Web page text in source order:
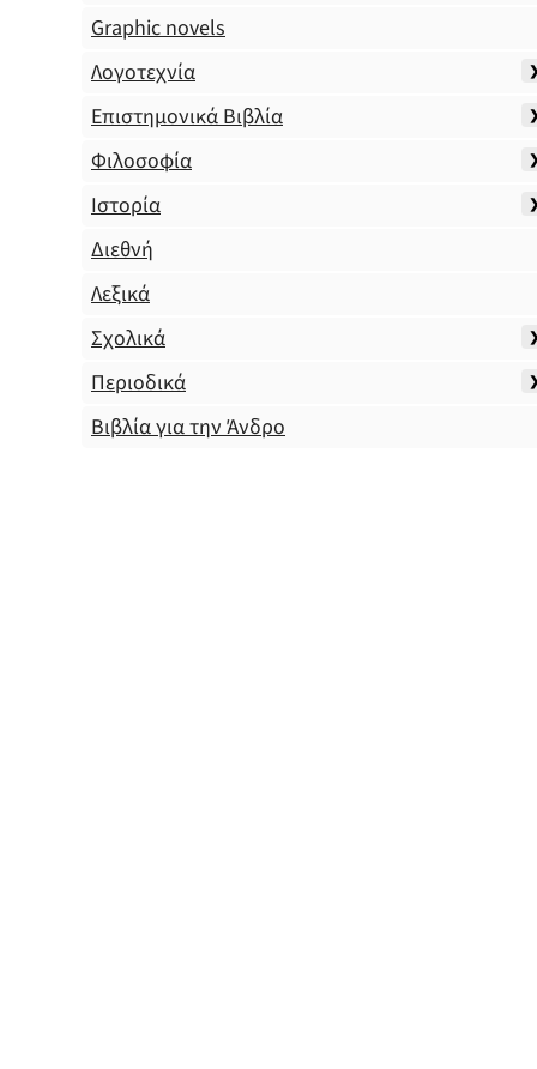
Graphic novels
Λογοτεχνία
Επιστημονικά Βιβλία
Φιλοσοφία
Ιστορία
Διεθνή
Λεξικά
Σχολικά
Περιοδικά
Βιβλία για την Άνδρο